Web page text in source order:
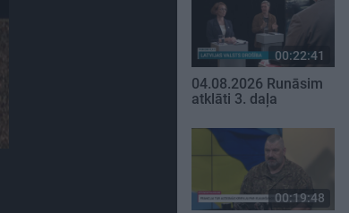
00:22:41
04.08.2026 Runāsim
atklāti 3. daļa
00:19:48